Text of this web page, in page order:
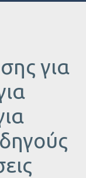
για